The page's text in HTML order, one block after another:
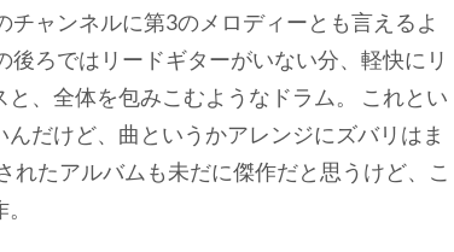
チャンネルに第3のメロディーとも言えるよ
後ろではリードギターがいない分、軽快にリ
、全体を包みこむようなドラム。 これとい
だけど、曲というかアレンジにズバリはま
れたアルバムも未だに傑作だと思うけど、こ